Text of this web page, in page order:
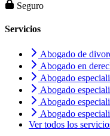
Seguro
Servicios
Abogado de
Abogado en
Abogado
Abogado
Abogado
Abogado
Ver todos los